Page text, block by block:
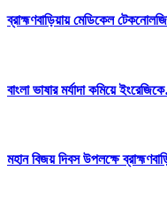
ব্রাহ্মণবাড়িয়ায় মেডিকেল
বাংলা ভাষার মর্যাদা কমিয়ে
মহান বিজয় দিবস উপলক্ষে